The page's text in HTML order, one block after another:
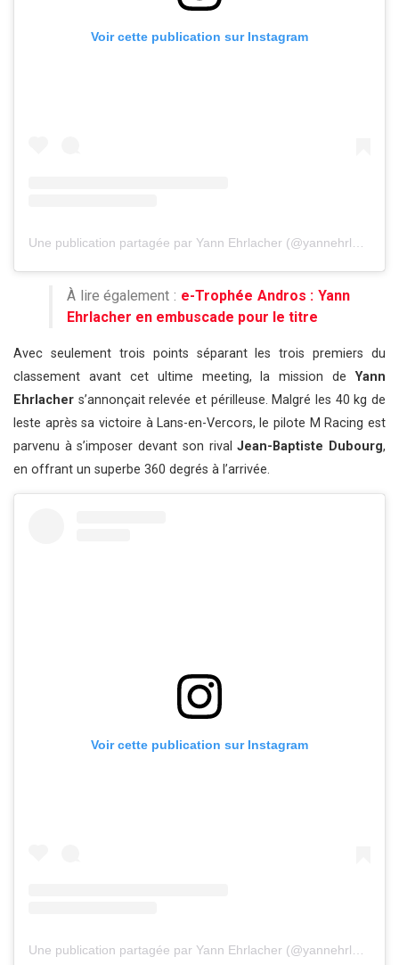
Voir cette publication sur Instagram
À lire également : e-Trophée Andros : Yann
Ehrlacher en embuscade pour le titre
Avec seulement trois points séparant les trois premiers du
classement avant cet ultime meeting, la mission deYann
Ehrlacher s’annonçait relevée et périlleuse. Malgré les 40 kg de
leste après sa victoire à Lans-en-Vercors, le pilote M Racing est
parvenu à s’imposer devant son rivalJean-Baptiste Dubourg,
en offrant un superbe 360 degrés à l’arrivée.
Voir cette publication sur Instagram
Une publication partagée par Yann Ehrlacher (@yannehrlacher)